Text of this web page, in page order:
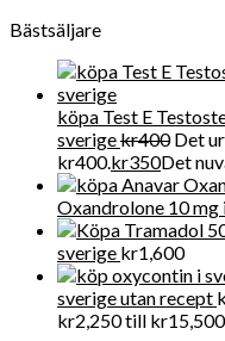
Bästsäljare
köpa Test E
sverigekr400 Det
kr400.kr350Det
Oxandrolone 10 mg
sverige kr1,600
sverige utan recept
kr2,250 till kr15,500